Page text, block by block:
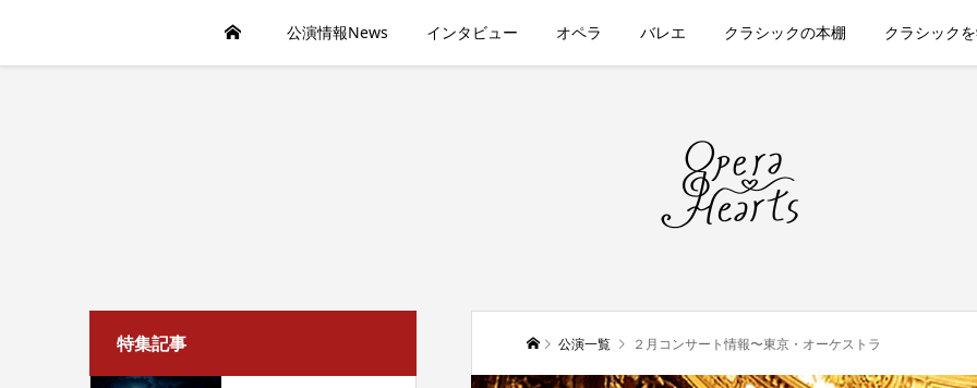
公演情報News インタビュー オペラ バレエ クラシックの本棚 クラシック
公演一覧 ２月コンサート情報〜東京・オーケストラ
特集記事